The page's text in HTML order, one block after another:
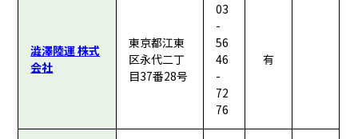
澁澤陸運 株式
会社
東京都江東
区永代二丁
目37番28号
03
-
56
46
-
72
76
有